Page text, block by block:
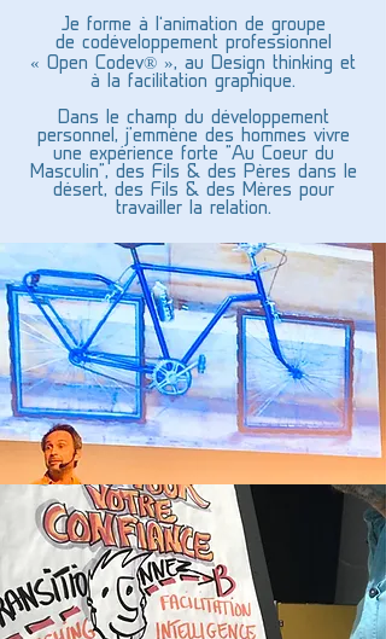
Je forme à l’animation de groupe
de codéveloppement professionnel
« Open Codev® », au Design thinking et
à la facilitation graphique.
Dans le champ du développement
personnel, j'emmène des hommes vivre
une expérience forte "Au Coeur du
Masculin", des Fils & des Pères dans le
désert, des Fils & des Mères pour
travailler la relation.